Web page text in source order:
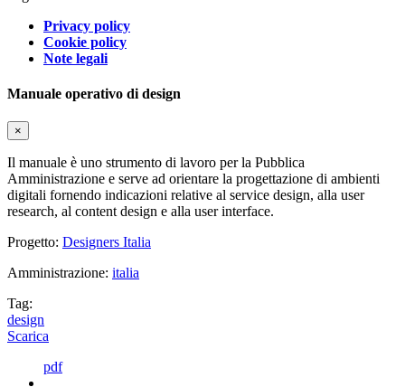
Privacy policy
Cookie policy
Note legali
Manuale operativo di design
×
Il manuale è uno strumento di lavoro per la Pubblica
Amministrazione e serve ad orientare la progettazione di ambienti
digitali fornendo indicazioni relative al service design, alla user
research, al content design e alla user interface.
Progetto: Designers Italia
Amministrazione: italia
Tag:
design
Scarica
pdf